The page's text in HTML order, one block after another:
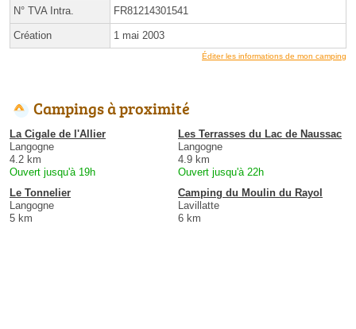
N° TVA Intra. FR81214301541
Création 1 mai 2003
Éditer les informations de mon camping
Campings à proximité
La Cigale de l'Allier
Langogne
4.2 km
Ouvert jusqu'à 19h
Les Terrasses du Lac de Naussac
Langogne
4.9 km
Ouvert jusqu'à 22h
Le Tonnelier
Langogne
5 km
Camping du Moulin du Rayol
Lavillatte
6 km